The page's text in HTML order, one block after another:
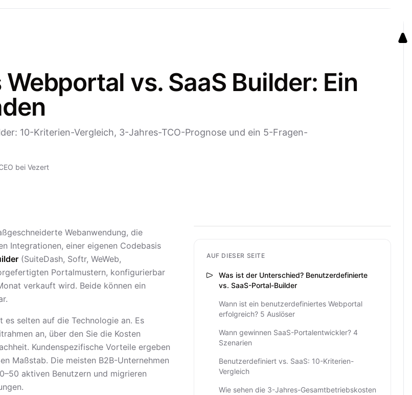
vs. SaaS Builder: Ein
10-Kriterien-Vergleich, 3-Jahres-TCO-Prognose und ein 5-Fragen-
bei Vezert
Webanwendung, die
Integrationen, einer eigenen Codebasis
(SuiteDash, Softr, WeWeb,
Portalmustern, konfigurierbar
verkauft wird. Beide können ein
selten auf die Technologie an. Es
an, über den Sie die Kosten
Kundenspezifische Vorteile ergeben
Maßstab. Die meisten B2B-Unternehmen
aktiven Benutzern und migrieren
AUF DIESER SEITE
Was ist der Unterschied? Benutzerdefinierte
vs. SaaS-Portal-Builder
Wann ist ein benutzerdefiniertes Webportal
erfolgreich? 5 Auslöser
Wann gewinnen SaaS-Portalentwickler? 4
Szenarien
Benutzerdefiniert vs. SaaS: 10-Kriterien-
Vergleich
Wie sehen die 3-Jahres-Gesamtbetriebskosten